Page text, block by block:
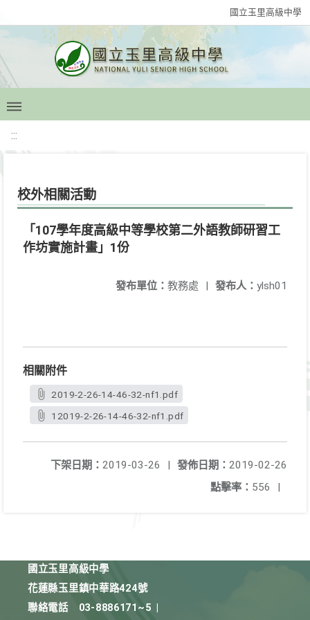
國立玉里高級中學
:::
校外相關活動
「107學年度高級中等學校第二外語教師研習工
作坊實施計畫」1份
發布人： ylsh01
發布單位： 教務處 |
相關附件
2019-2-26-14-46-32-nf1.pdf
12019-2-26-14-46-32-nf1.pdf
發佈日期： 2019-02-26
下架日期： 2019-03-26
|
點擊率： 556 |
國立玉里高級中學
花蓮縣玉里鎮中華路424號
聯絡電話
03-8886171~5